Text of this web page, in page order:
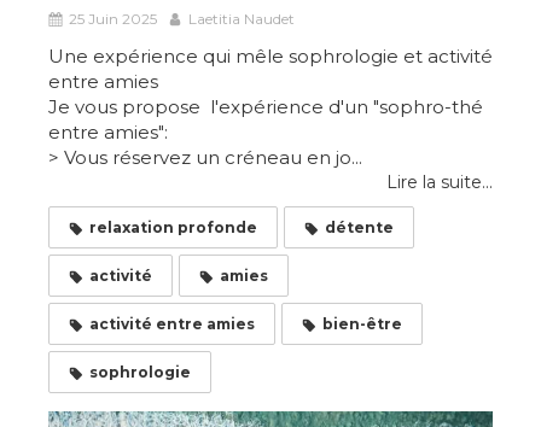
25 Juin 2025 Laetitia Naudet
Une expérience qui mêle sophrologie et activité
entre amies
Je vous propose l'expérience d'un "sophro-thé
entre amies":
> Vous réservez un créneau en jo...
Lire la suite...
relaxation profonde détente
activité amies
activité entre amies bien-être
sophrologie